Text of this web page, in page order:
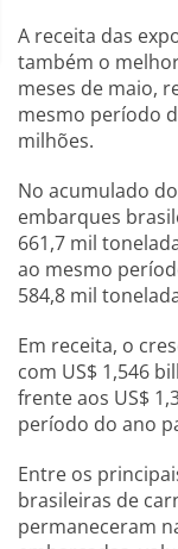
A receita das
também o
meses de maio,
mesmo período
milhões.
No acumulado
embarques
661,7 mil
ao mesmo
584,8 mil
Em receita, o
com US$ 1,546
frente aos US$
período do ano
Entre os
brasileiras de
permaneceram